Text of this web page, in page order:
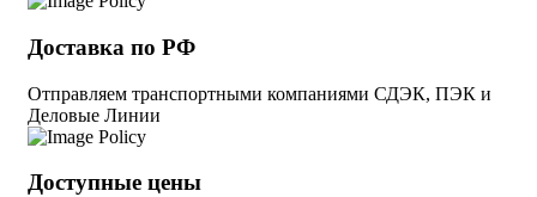
Доставка по РФ
Отправляем транспортными компаниями СДЭК, ПЭК и
Деловые Линии
Доступные цены